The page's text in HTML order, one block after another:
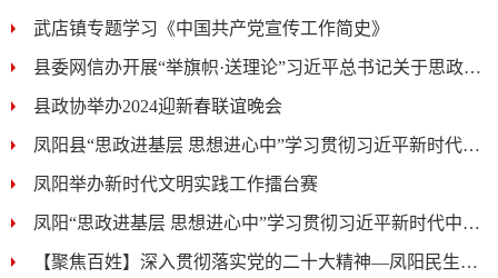
武店镇专题学习《中国共产党宣传工作简史》
县委网信办开展“举旗帜·送理论”习近平总书记关于思政工...
县政协举办2024迎新春联谊晚会
凤阳县“思政进基层 思想进心中”学习贯彻习近平新时代中...
凤阳举办新时代文明实践工作擂台赛
凤阳“思政进基层 思想进心中”学习贯彻习近平新时代中国...
【聚焦百姓】深入贯彻落实党的二十大精神—凤阳民生工程暖...